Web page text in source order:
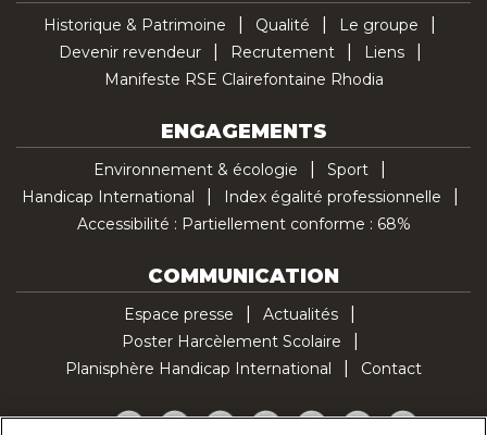
Historique & Patrimoine Qualité
Le groupe
Devenir revendeur
Recrutement
Liens
Manifeste RSE Clairefontaine Rhodia
ENGAGEMENTS
Environnement & écologie
Sport
Handicap International
Index égalité professionnelle
Accessibilité : Partiellement conforme : 68%
COMMUNICATION
Espace presse
Actualités
Poster Harcèlement Scolaire
Planisphère Handicap International
Contact
Facebook
TwitterYouTubePinterestInstagramLinkedInTikTok